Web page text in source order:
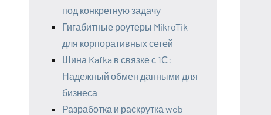
под конкретную задачу
Гигабитные роутеры MikroTik
для корпоративных сетей
Шина Kafka в связке с 1С:
Надежный обмен данными для
бизнеса
Разработка и раскрутка web-